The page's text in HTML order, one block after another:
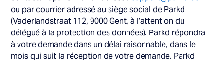
ou par courrier adressé au siège social de Parkd
(Vaderlandstraat 112, 9000 Gent, à l’attention du
délégué à la protection des données). Parkd répondra
à votre demande dans un délai raisonnable, dans le
mois qui suit la réception de votre demande. Parkd